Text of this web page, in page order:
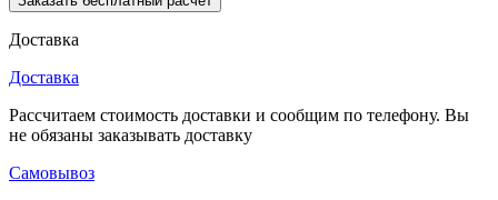
Доставка
Доставка
Рассчитаем стоимость доставки и сообщим по телефону. Вы
не обязаны заказывать доставку
Самовывоз